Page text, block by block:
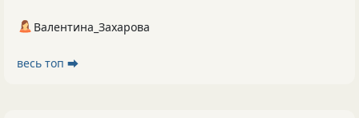
Валентина_Захарова
весь топ ⮕